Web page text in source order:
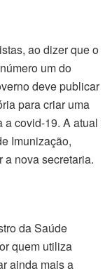
ao dizer que o
um do
deve publicar
para criar uma
a covid-19. A atual
Imunização,
a nova secretaria.
da Saúde
quem utiliza
ainda mais a